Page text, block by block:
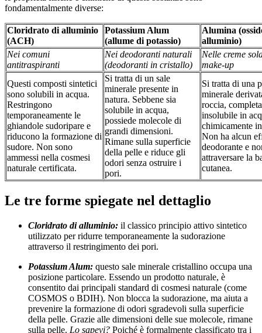
fondamentalmente diverse:
Cloridrato di alluminio
(ACH)
Potassium Alum
(allume di potassio)
Alumina
alluminio)
Nei comuni
antitraspiranti
Nei deodoranti naturali
(deodoranti in cristallo)
Nelle creme
make-up
Questi composti sintetici
sono solubili in acqua.
Restringono
temporaneamente le
ghiandole sudoripare e
riducono la formazione di
sudore. Non sono
ammessi nella cosmesi
naturale certificata.
Si tratta di un sale
minerale presente in
natura. Sebbene sia
solubile in acqua,
possiede molecole di
grandi dimensioni.
Rimane sulla superficie
della pelle e riduce gli
odori senza ostruire i
pori.
Si tratta di una
minerale
roccia,
insolubile in
chimicamente
Non ha alcun
deodorante e
attraversare la
cutanea.
Le tre forme spiegate nel dettaglio
Cloridrato di alluminio: il classico principio attivo sintetico
utilizzato per ridurre temporaneamente la sudorazione
attraverso il restringimento dei pori.
Potassium Alum: questo sale minerale cristallino occupa una
posizione particolare. Essendo un prodotto naturale, è
consentito dai principali standard di cosmesi naturale (come
COSMOS o BDIH). Non blocca la sudorazione, ma aiuta a
prevenire la formazione di odori sgradevoli sulla superficie
della pelle. Grazie alle dimensioni delle sue molecole, rimane
sulla pelle. Lo sapevi? Poiché è formalmente classificato tra i